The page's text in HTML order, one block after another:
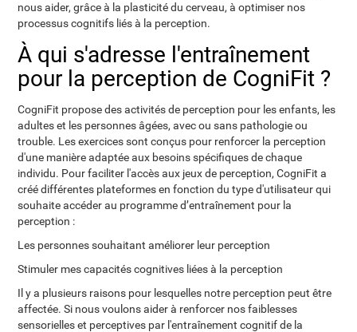
nous aider, grâce à la plasticité du cerveau, à optimiser nos
processus cognitifs liés à la perception.
À qui s'adresse l'entraînement
pour la perception de CogniFit ?
CogniFit propose des activités de perception pour les enfants, les
adultes et les personnes âgées, avec ou sans pathologie ou
trouble. Les exercices sont conçus pour renforcer la perception
d'une manière adaptée aux besoins spécifiques de chaque
individu. Pour faciliter l'accès aux jeux de perception, CogniFit a
créé différentes plateformes en fonction du type d'utilisateur qui
souhaite accéder au programme d’entraînement pour la
perception :
Les personnes souhaitant améliorer leur perception
Stimuler mes capacités cognitives liées à la perception
Il y a plusieurs raisons pour lesquelles notre perception peut être
affectée. Si nous voulons aider à renforcer nos faiblesses
sensorielles et perceptives par l'entraînement cognitif de la